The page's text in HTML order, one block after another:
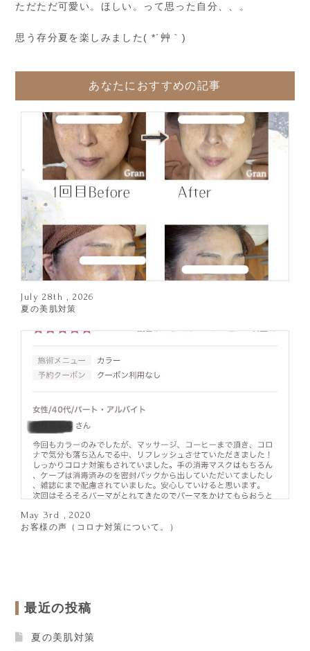
ただただ可愛い。ほしい。って思った自分、、。
思う存分夏を楽しみました( *´艸｀)
あなたにおすすめの記事
July 28th , 2026
夏の美肌対策
May 3rd , 2020
お客様の声（コロナ対策について。）
最近の投稿
夏の美肌対策